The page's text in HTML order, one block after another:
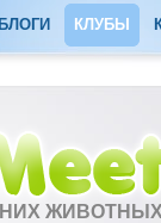
БЛОГИ КЛУБЫ